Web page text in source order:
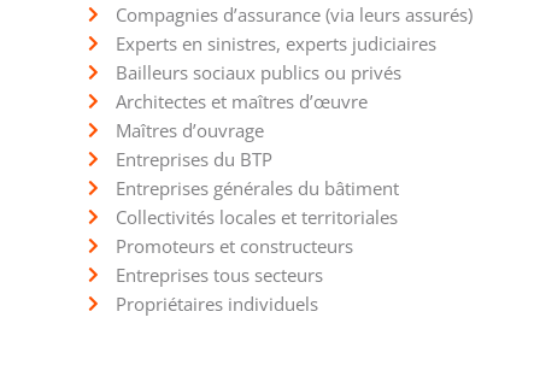
Compagnies d’assurance (via leurs assurés)
Experts en sinistres, experts judiciaires
Bailleurs sociaux publics ou privés
Architectes et maîtres d’œuvre
Maîtres d’ouvrage
Entreprises du BTP
Entreprises générales du bâtiment
Collectivités locales et territoriales
Promoteurs et constructeurs
Entreprises tous secteurs
Propriétaires individuels